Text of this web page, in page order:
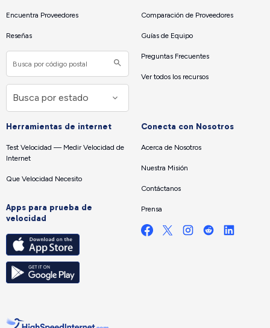
Encuentra Proveedores
Reseñas
Comparación de Proveedores
Guías de Equipo
Preguntas Frecuentes
Ver todos los recursos
Herramientas de internet
Test Velocidad — Medir Velocidad de
Internet
Que Velocidad Necesito
Apps para prueba de
velocidad
Conecta con Nosotros
Acerca de Nosotros
Nuestra Misión
Contáctanos
Prensa